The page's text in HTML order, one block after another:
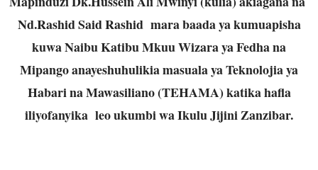
Nd.Rashid Said Rashid mara baada ya kumuapisha
kuwa Naibu Katibu Mkuu Wizara ya Fedha na
Mipango anayeshuhulikia masuala ya Teknolojia ya
Habari na Mawasiliano (TEHAMA) katika hafla
iliyofanyika leo ukumbi wa Ikulu Jijini Zanzibar.